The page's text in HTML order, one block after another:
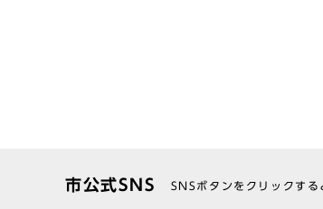
市公式SNS SNSボタンをクリックす